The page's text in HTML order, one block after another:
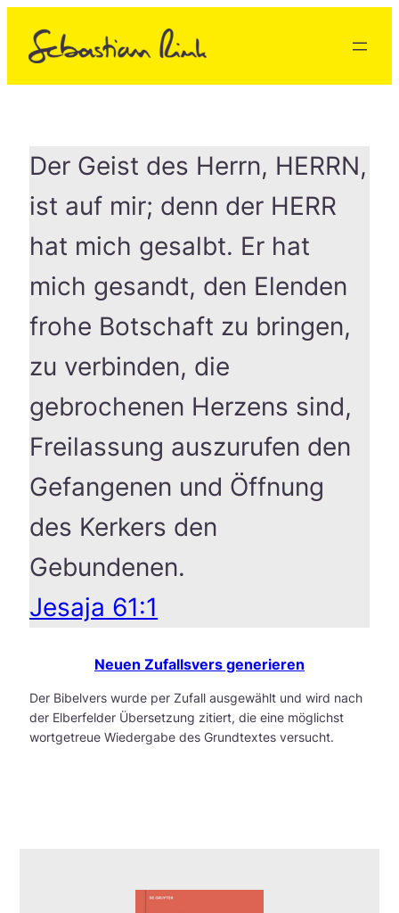
Inhalt
springen
Der Geist des Herrn, HERRN,
ist auf mir; denn der HERR
hat mich gesalbt. Er hat
mich gesandt, den Elenden
frohe Botschaft zu bringen,
zu verbinden, die
gebrochenen Herzens sind,
Freilassung auszurufen den
Gefangenen und Öffnung
des Kerkers den
Gebundenen.
Jesaja 61:1
Neuen Zufallsvers generieren
Der Bibelvers wurde per Zufall ausgewählt und wird nach
der Elberfelder Übersetzung zitiert, die eine möglichst
wortgetreue Wiedergabe des Grundtextes versucht.